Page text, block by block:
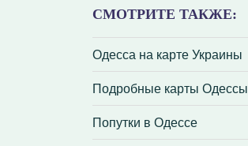
СМОТРИТЕ ТАКЖЕ:
Одесса на карте Украины
Подробные карты Одессы
Попутки в Одессе